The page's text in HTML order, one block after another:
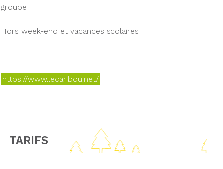
groupe
Hors week-end et vacances scolaires
https://www.lecaribou.net/
TARIFS